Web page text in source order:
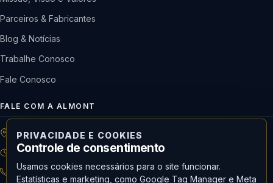
Parceiros & Fabricantes
Blog & Notícias
Trabalhe Conosco
Fale Conosco
FALE COM A ALMONT
R: Horácio de Castilho, 284 Vila Maria | São Paulo-SP
08h às 18h | Seg. a Qui. | 08h às 17h | Sex.
11 3488-9300 RECEPÇÃO
PRIVACIDADE E COOKIES
Controle de consentimento
Usamos cookies necessários para o site funcionar.
Estatísticas e marketing, como Google Tag Manager e Meta